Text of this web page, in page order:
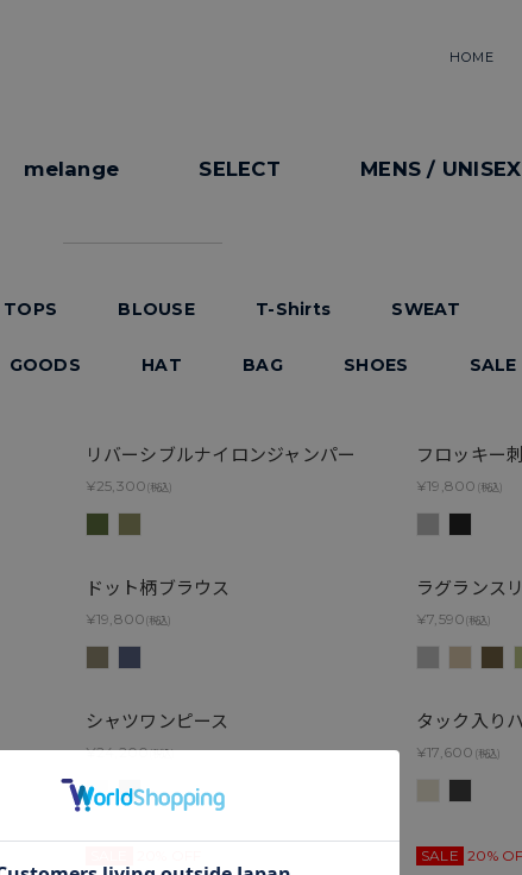
HOME
melange SELECT MENS / UNISEX
TOPS BLOUSE T-Shirts SWEAT
GOODS HAT BAG SHOES SALE
リバーシブルナイロンジャンパー
¥25,300 (税込)
フロッキー
¥19,800 (税込)
ドット柄ブラウス
¥19,800 (税込)
ラグランス
¥7,590 (税込)
シャツワンピース
¥24,200(税込)
タック入り
¥17,600 (税込)
SALE 20%